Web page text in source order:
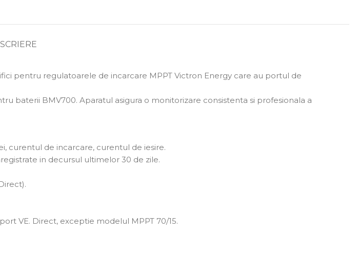
pentru regulatoarele de incarcare MPPT Victron Energy care au portul de
baterii BMV700. Aparatul asigura o monitorizare consistenta si profesionala a
curentul de incarcare, curentul de iesire.
in decursul ultimelor 30 de zile.
VE. Direct, exceptie modelul MPPT 70/15.